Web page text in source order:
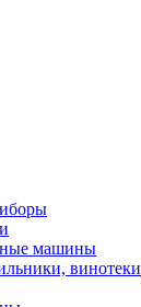
машины
винотеки